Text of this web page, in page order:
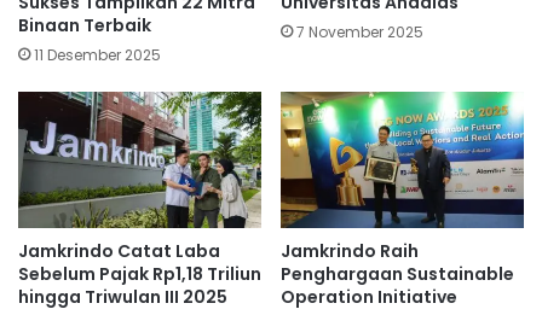
Binaan Terbaik
11 Desember 2025
7 November 2025
Jamkrindo Catat Laba
Sebelum Pajak Rp1,18 Triliun
hingga Triwulan III 2025
Jamkrindo Raih
Penghargaan Sustainable
Operation Initiative